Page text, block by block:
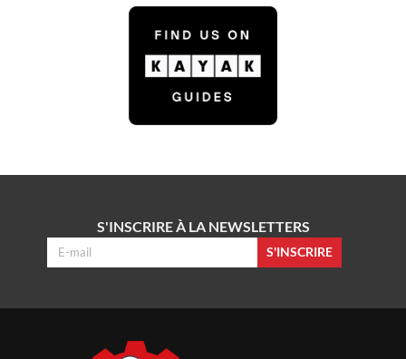
S'INSCRIRE À LA NEWSLETTERS
S'INSCRIRE